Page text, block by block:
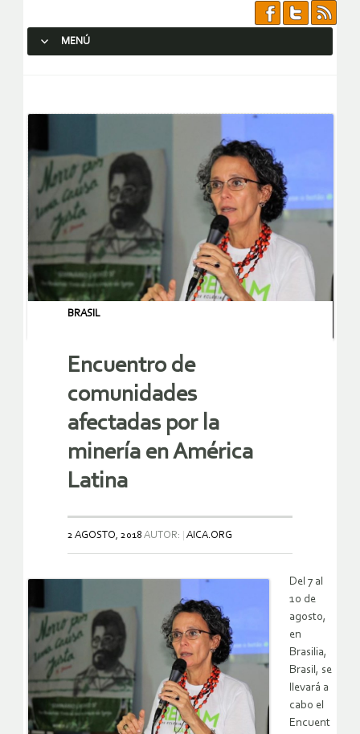
MENÚ
BRASIL
Encuentro de
comunidades
afectadas por la
minería en América
Latina
2 AGOSTO, 2018 AUTOR: AICA.ORG
Del 7 al
10 de
agosto,
en
Brasilia,
Brasil, se
llevará a
cabo el
Encuent